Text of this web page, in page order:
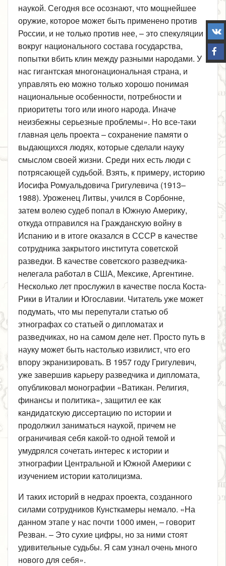
наукой. Сегодня все осознают, что мощнейшее
оружие, которое может быть применено против
России, и не только против нее, – это спекуляции
вокруг национального состава государства,
попытки вбить клин между разными народами. У
нас гигантская многонациональная страна, и
управлять ею можно только хорошо понимая
национальные особенности, потребности и
приоритеты того или иного народа. Иначе
неизбежны серьезные проблемы». Но все-таки
главная цель проекта – сохранение памяти о
выдающихся людях, которые сделали науку
смыслом своей жизни. Среди них есть люди с
потрясающей судьбой. Взять, к примеру, историю
Иосифа Ромуальдовича Григулевича (1913–
1988). Уроженец Литвы, учился в Сорбонне,
затем волею судеб попал в Южную Америку,
откуда отправился на Гражданскую войну в
Испанию и в итоге оказался в СССР в качестве
сотрудника закрытого института советской
разведки. В качестве советского разведчика-
нелегала работал в США, Мексике, Аргентине.
Несколько лет прослужил в качестве посла Коста-
Рики в Италии и Югославии. Читатель уже может
подумать, что мы перепутали статью об
этнографах со статьей о дипломатах и
разведчиках, но на самом деле нет. Просто путь в
науку может быть настолько извилист, что его
впору экранизировать. В 1957 году Григулевич,
уже завершив карьеру разведчика и дипломата,
опубликовал монографии «Ватикан. Религия,
финансы и политика», защитил ее как
кандидатскую диссертацию по истории и
продолжил заниматься наукой, причем не
ограничивая себя какой-то одной темой и
умудрялся сочетать интерес к истории и
этнографии Центральной и Южной Америки с
изучением истории католицизма.
И таких историй в недрах проекта, созданного
силами сотрудников Кунсткамеры немало. «На
данном этапе у нас почти 1000 имен, – говорит
Резван. – Это сухие цифры, но за ними стоят
удивительные судьбы. Я сам узнал очень много
нового для себя».